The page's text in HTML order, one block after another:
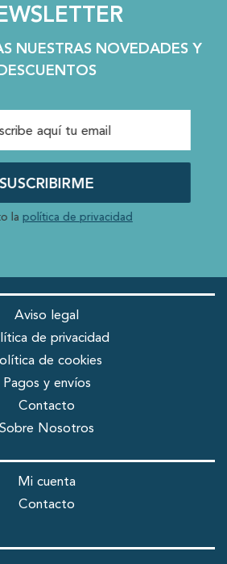
NUESTRAS NOVEDADES Y
DESCUENTOS
SUSCRIBIRME
la política de privacidad
Aviso legal
de privacidad
de cookies
Pagos y envíos
Contacto
Sobre Nosotros
Mi cuenta
Contacto